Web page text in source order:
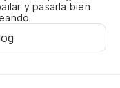
y pasarla bien